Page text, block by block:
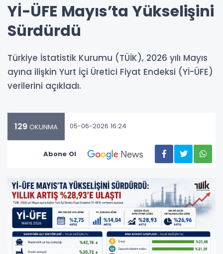
Yİ-ÜFE Mayıs’ta Yükselişini
Sürdürdü
Türkiye İstatistik Kurumu (TÜİK), 2026 yılı Mayıs
ayına ilişkin Yurt İçi Üretici Fiyat Endeksi (Yİ-ÜFE)
verilerini açıkladı.
129 OKUNMA 05-06-2026 16:24
Abone Ol